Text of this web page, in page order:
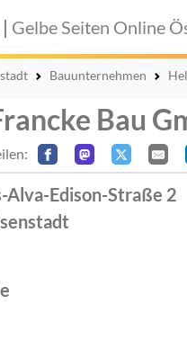
Gelbe Seiten Online
Bauunternehmen
Bau
Alva-Edison-Straße 2